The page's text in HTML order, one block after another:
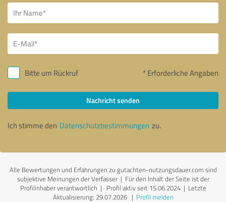
Bitte um Rückruf * Erforderliche Angaben
Nachricht senden
Ich stimme den Datenschutzbestimmungen zu.
Alle Bewertungen und Erfahrungen zu gutachten-nutzungsdauer.com sind
subjektive Meinungen der Verfasser | Für den Inhalt der Seite ist der
Profilinhaber verantwortlich | Profil aktiv seit 15.06.2024 | Letzte
Aktualisierung: 29.07.2026| Profil melden